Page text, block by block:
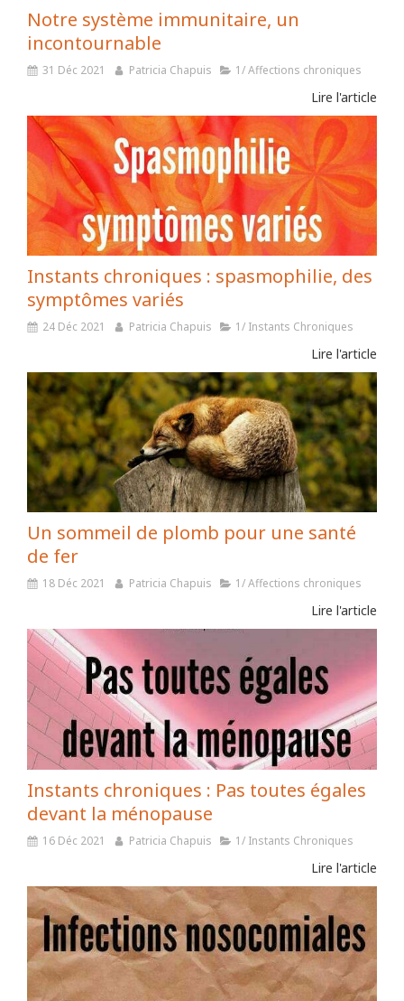
Notre système immunitaire, un
incontournable
31 Déc 2021 Patricia Chapuis 1/ Affections chroniques
Lire l'article
Instants chroniques : spasmophilie, des
symptômes variés
24 Déc 2021 Patricia Chapuis 1/ Instants Chroniques
Lire l'article
Un sommeil de plomb pour une santé
de fer
18 Déc 2021 Patricia Chapuis 1/ Affections chroniques
Lire l'article
Instants chroniques : Pas toutes égales
devant la ménopause
16 Déc 2021 Patricia Chapuis 1/ Instants Chroniques
Lire l'article